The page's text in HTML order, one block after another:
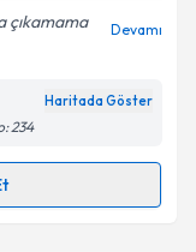
Aydınlatma
belirtilen
çıkamama
Devamı
Haritada Göster
234